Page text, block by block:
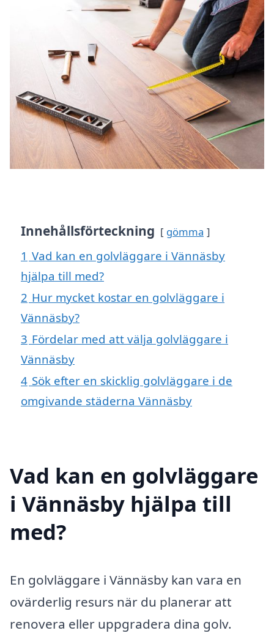
Innehållsförteckning gömma
1 Vad kan en golvläggare i Vännäsby
hjälpa till med?
2 Hur mycket kostar en golvläggare i
Vännäsby?
3 Fördelar med att välja golvläggare i
Vännäsby
4 Sök efter en skicklig golvläggare i de
omgivande städerna Vännäsby
Vad kan en golvläggare
i Vännäsby hjälpa till
med?
En golvläggare i Vännäsby kan vara en
ovärderlig resurs när du planerar att
renovera eller uppgradera dina golv.